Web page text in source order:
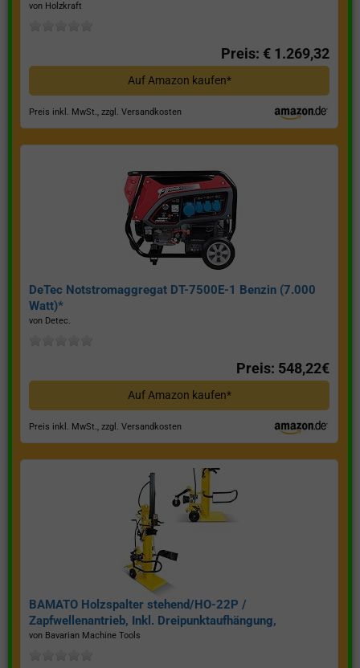
von Holzkraft
Preis: € 1.269,32
Auf Amazon kaufen*
Preis inkl. MwSt., zzgl. Versandkosten
DeTec Notstromaggregat DT-7500E-1 Benzin (7.000
Watt)*
von Detec.
Preis: 548,22€
Auf Amazon kaufen*
Preis inkl. MwSt., zzgl. Versandkosten
BAMATO Holzspalter stehend/HO-22P /
Zapfwellenantrieb, Inkl. Dreipunktaufhängung,
Spaltkraft 22 Tonnen*
von Bavarian Machine Tools